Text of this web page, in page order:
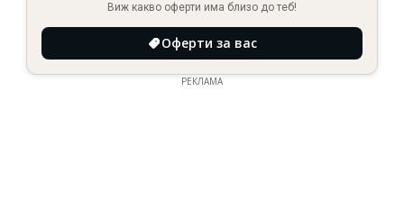
Виж какво оферти има близо до теб!
Оферти за вас
РЕКЛАМА